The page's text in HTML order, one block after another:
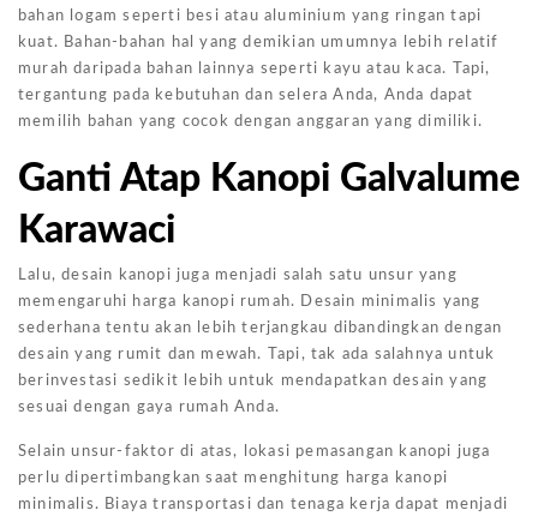
bahan logam seperti besi atau aluminium yang ringan tapi
kuat. Bahan-bahan hal yang demikian umumnya lebih relatif
murah daripada bahan lainnya seperti kayu atau kaca. Tapi,
tergantung pada kebutuhan dan selera Anda, Anda dapat
memilih bahan yang cocok dengan anggaran yang dimiliki.
Ganti Atap Kanopi Galvalume
Karawaci
Lalu, desain kanopi juga menjadi salah satu unsur yang
memengaruhi harga kanopi rumah. Desain minimalis yang
sederhana tentu akan lebih terjangkau dibandingkan dengan
desain yang rumit dan mewah. Tapi, tak ada salahnya untuk
berinvestasi sedikit lebih untuk mendapatkan desain yang
sesuai dengan gaya rumah Anda.
Selain unsur-faktor di atas, lokasi pemasangan kanopi juga
perlu dipertimbangkan saat menghitung harga kanopi
minimalis. Biaya transportasi dan tenaga kerja dapat menjadi